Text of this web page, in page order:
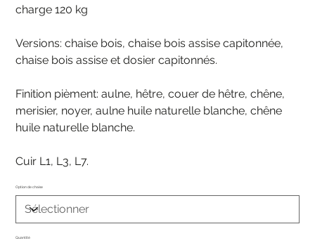
charge 120 kg
Versions: chaise bois, chaise bois assise capitonnée,
chaise bois assise et dosier capitonnés.
Finition pièment: aulne, hêtre, couer de hêtre, chêne,
merisier, noyer, aulne huile naturelle blanche, chêne
huile naturelle blanche.
Cuir L1, L3, L7.
Option de chaise
Quantité